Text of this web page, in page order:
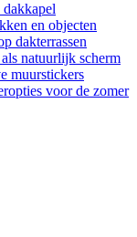
dakkapel
en objecten
dakterrassen
natuurlijk scherm
muurstickers
voor de zomer